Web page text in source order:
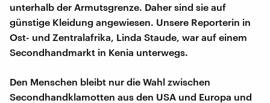
unterhalb der Armutsgrenze. Daher sind sie auf
günstige Kleidung angewiesen. Unsere Reporterin in
Ost- und Zentralafrika, Linda Staude, war auf einem
Secondhandmarkt in Kenia unterwegs.
Den Menschen bleibt nur die Wahl zwischen
Secondhandklamotten aus den USA und Europa und